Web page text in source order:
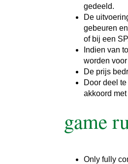
gedeeld.
De
gebeuren
of bij een
Indien van
worden
De prijs
Door deel
akkoord
game
Only fully